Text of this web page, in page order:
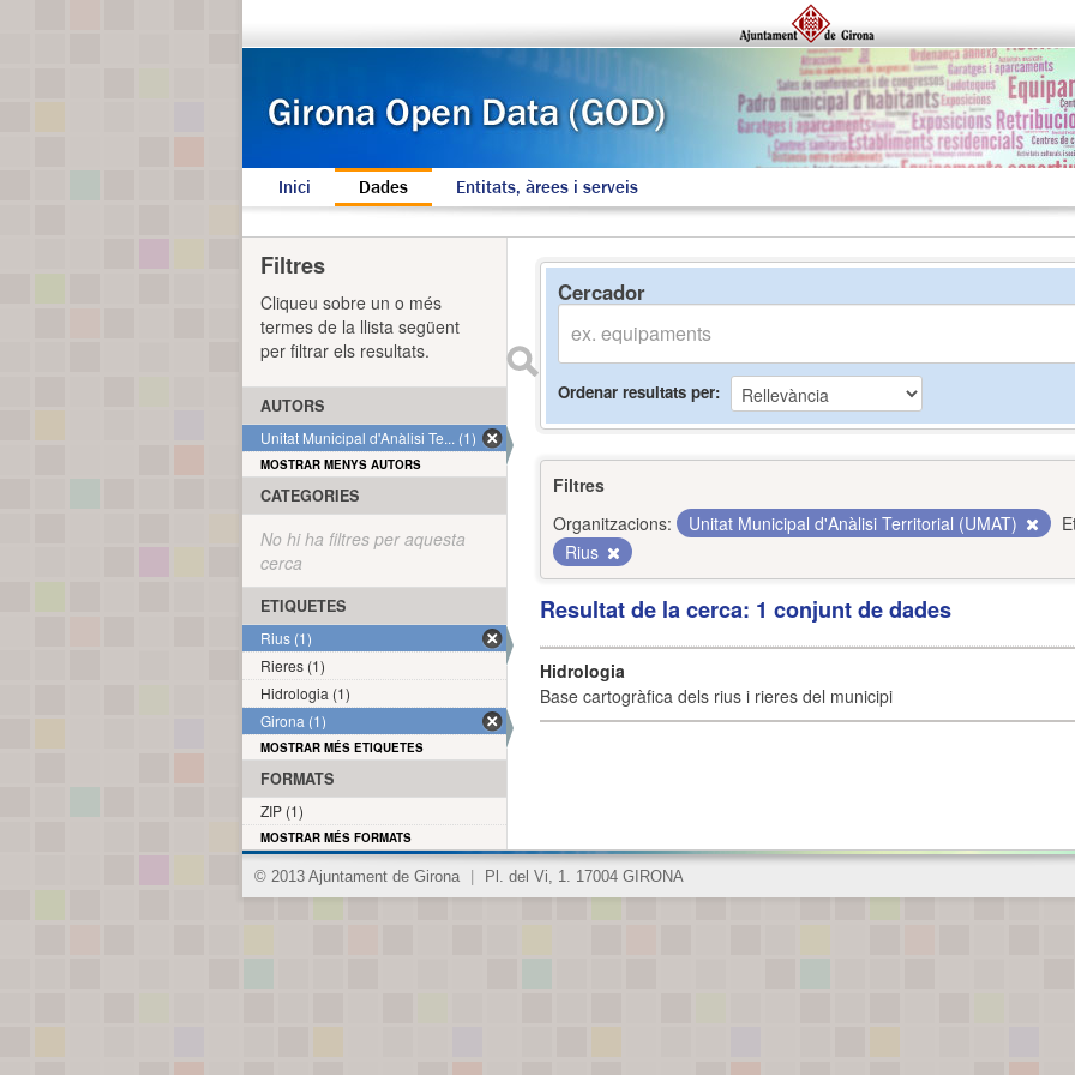
Inici Dades Entitats, àrees i serveis
Cercador
Ordenar resultats per
Filtres
Organitzacions:
Unitat Municipal d'Anàlisi Territorial (UMAT)
Rius
Resultat de la cerca: 1 conjunt de dades
Hidrologia
Base cartogràfica dels rius i rieres del municipi
Filtres
Cliqueu sobre un o més
termes de la llista següent
per filtrar els resultats.
AUTORS
Unitat Municipal d'Anàlisi Te... (1)
MOSTRAR MENYS AUTORS
CATEGORIES
No hi ha filtres per aquesta
cerca
ETIQUETES
Rius (1)
Rieres (1)
Hidrologia (1)
Girona (1)
MOSTRAR MÉS ETIQUETES
FORMATS
ZIP (1)
MOSTRAR MÉS FORMATS
© 2013 Ajuntament de Girona Pl. del Vi, 1. 17004 GIRONA